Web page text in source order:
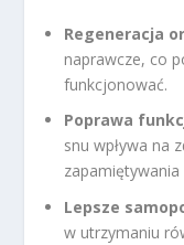
Regeneracja
naprawcze, co
funkcjonować.
Poprawa
snu wpływa na
Lepsze
w utrzymaniu